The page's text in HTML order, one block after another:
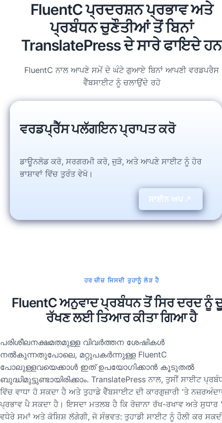
FluentC ਪ੍ਰਦਰਸ਼ਨ ਪ੍ਰਭਾਵ ਅਤੇ
ਪ੍ਰਬੰਧਨ ਚੁਣੌਤੀਆਂ ਤੋਂ ਬਿਨਾਂ
TranslatePress ਦੇ ਸਾਰੇ ਫਾਇਦੇ ਹਨ
FluentC ਨਾਲ ਆਪਣੇ ਸਮੇਂ ਦੇ ਘੰਟੇ ਗੁਆਏ ਬਿਨਾਂ ਆਪਣੀ ਵਰਡਪਰੈਸ
ਵੈੱਬਸਾਈਟ ਨੂੰ ਚਲਾਉਂਦੇ ਰਹੋ
ਵਰਡਪ੍ਰੈੱਸ ਪਲੱਗਇਨ ਪ੍ਰਾਪਤ ਕਰੋ
ਡਾਊਨਲੋਡ ਕਰੋ, ਸਰਗਰਮੀ ਕਰੋ, ਜੁੜੋ, ਅਤੇ ਆਪਣੇ ਸਾਈਟ ਨੂੰ ਹੋਰ
ਭਾਸ਼ਾਵਾਂ ਵਿੱਚ ਤੁਰੰਤ ਵੇਖੋ।
ਸਾਈਨ ਅਪ
ਹਰ ਚੀਜ਼ ਜਿਸਦੀ ਤੁਹਾਨੂੰ ਲੋੜ ਹੈ
FluentC ਅਨੁਵਾਦ ਪ੍ਰਬੰਧਨ ਤੋਂ ਸਿਰ ਦਰਦ ਨੂੰ
ਰੱਖਣ ਲਈ ਤਿਆਰ ਕੀਤਾ ਗਿਆ ਹੈ
പരിശീലനക്ഷമതമുള്ള വിവർത്തന ശേഷികൾ
നൽകുന്നതുപോലെ, മറ്റുപകർന്നുള്ള FluentC
പോലുള്ളവയെക്കാൾ ഇത് ഉപയോഗിക്കാൻ കൂടുതൽ
ബുദ്ധിമുട്ടുണ്ടായിരിക്കാം. TranslatePress ਨਾਲ, ਤੁਸੀਂ ਸਾਈਟ
ਵਿੱਚ ਵਾਧਾ ਹੋ ਸਕਦਾ ਹੈ ਅਤੇ ਤੁਹਾਡੇ ਵੈੱਬਸਾਈਟ ਦੀ ਕਾਰਗੁਜ਼ਾਰੀ 'ਤੇ
ਪ੍ਰਭਾਵ ਪੈ ਸਕਦਾ ਹੈ। ਇਸਦਾ ਮਤਲਬ ਹੈ ਕਿ ਰੋਜ਼ਾਨਾ ਰੱਖ-ਰਖਾਵ ਅਤੇ ਸੁਧਾਰ
ਵਧੇਰੇ ਸਮਾਂ ਅਤੇ ਕੋਸ਼ਿਸ਼ ਲੱਗੇਗੀ, ਜੋ ਸੰਭਵਤ: ਤੁਹਾਡੀ ਸਾਈਟ ਨੂੰ ਹੌਲੀ ਕਰ